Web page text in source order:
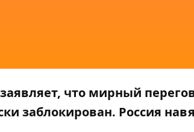
что мирный
заблокирован. Россия